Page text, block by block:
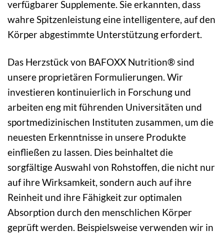
verfügbarer Supplemente. Sie erkannten, dass
wahre Spitzenleistung eine intelligentere, auf den
Körper abgestimmte Unterstützung erfordert.
Das Herzstück von BAFOXX Nutrition® sind
unsere proprietären Formulierungen. Wir
investieren kontinuierlich in Forschung und
arbeiten eng mit führenden Universitäten und
sportmedizinischen Instituten zusammen, um die
neuesten Erkenntnisse in unsere Produkte
einfließen zu lassen. Dies beinhaltet die
sorgfältige Auswahl von Rohstoffen, die nicht nur
auf ihre Wirksamkeit, sondern auch auf ihre
Reinheit und ihre Fähigkeit zur optimalen
Absorption durch den menschlichen Körper
geprüft werden. Beispielsweise verwenden wir in